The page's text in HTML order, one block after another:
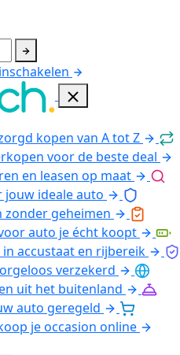
kopen van A tot Z
voor de beste deal
en leasen op maat
jouw ideale auto
zonder geheimen
auto je écht koopt
accustaat en rijbereik
verzekerd
uit het buitenland
auto geregeld
je occasion online